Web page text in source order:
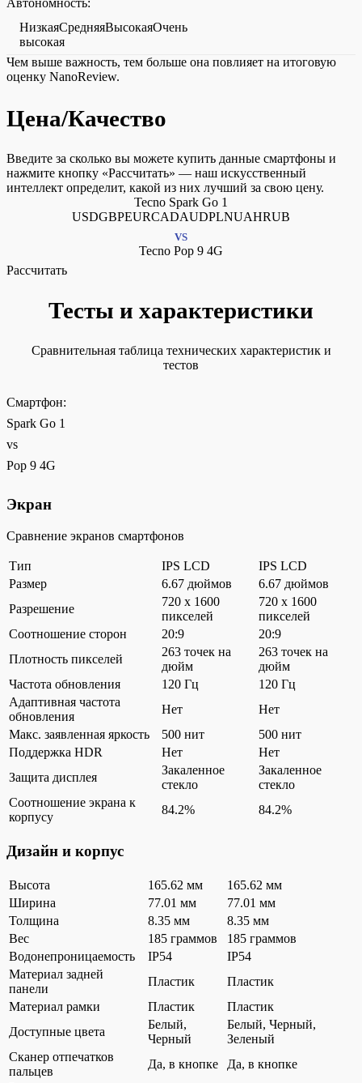
НизкаяСредняяВысокаяОчень
высокая
Чем выше важность, тем больше она повлияет на итоговую
оценку NanoReview.
Цена/Качество
Введите за сколько вы можете купить данные смартфоны и
нажмите кнопку «Рассчитать» — наш искусственный
интеллект определит, какой из них лучший за свою цену.
Tecno Spark Go 1
USDGBPEURCADAUDPLNUAHRUB
VS
Tecno Pop 9 4G
Рассчитать
Тесты и характеристики
Сравнительная таблица технических характеристик и
тестов
Смартфон:
Spark Go 1
vs
Pop 9 4G
Экран
Сравнение экранов смартфонов
Тип IPS LCD
IPS LCD
Размер
6.67 дюймов
6.67 дюймов
Разрешение
720 x 1600
пикселей
720 x 1600
пикселей
Соотношение сторон
20:9
20:9
Плотность пикселей
263 точек на
дюйм
263 точек на
дюйм
Частота обновления
120 Гц
120 Гц
Адаптивная частота
обновления
Нет
Нет
Макс. заявленная яркость
500 нит
500 нит
Поддержка HDR
Нет
Нет
Защита дисплея
Закаленное
стекло
Закаленное
стекло
Соотношение экрана к
корпусу
84.2% 84.2%
Дизайн и корпус
Высота 165.62 мм
165.62 мм
Ширина
77.01 мм
77.01 мм
Толщина
8.35 мм
8.35 мм
Вес
185 граммов
185 граммов
Водонепроницаемость
IP54
IP54
Материал задней
панели
Пластик
Пластик
Материал рамки
Пластик
Пластик
Доступные цвета
Белый,
Черный
Белый, Черный,
Зеленый
Сканер отпечатков
пальцев
Да, в кнопке
Да, в кнопке